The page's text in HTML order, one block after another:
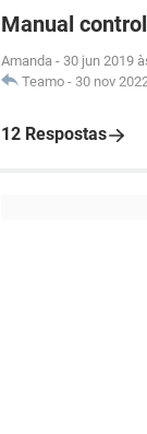
Manual
Amanda - 30 jun 2019
Teamo - 30 nov
12 Respostas